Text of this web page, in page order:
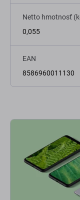
Netto hmotnosť
0,055
EAN
8586960011130